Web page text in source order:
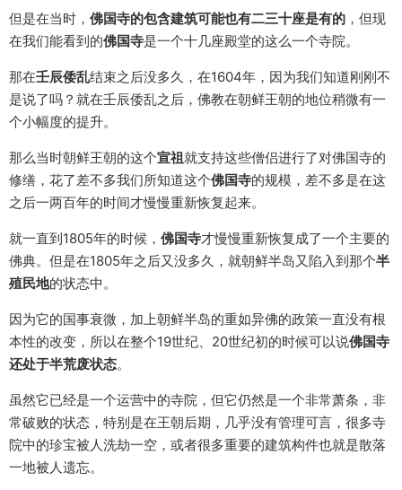
但是在当时， 佛国寺的包含建筑可能也有二三十座是有的 ，但现
在我们能看到的佛国寺是一个十几座殿堂的这么一个寺院。
那在壬辰倭乱结束之后没多久，在1604年，因为我们知道刚刚不
是说了吗？就在壬辰倭乱之后，佛教在朝鲜王朝的地位稍微有一
个小幅度的提升。
那么当时朝鲜王朝的这个宣祖就支持这些僧侣进行了对佛国寺的
修缮，花了差不多我们所知道这个佛国寺的规模，差不多是在这
之后一两百年的时间才慢慢重新恢复起来。
就一直到1805年的时候， 佛国寺才慢慢重新恢复成了一个主要的
佛典。但是在1805年之后又没多久，就朝鲜半岛又陷入到那个半
殖民地的状态中。
因为它的国事衰微，加上朝鲜半岛的重如异佛的政策一直没有根
本性的改变，所以在整个19世纪、20世纪初的时候可以说佛国寺
还处于半荒废状态。
虽然它已经是一个运营中的寺院，但它仍然是一个非常萧条，非
常破败的状态，特别是在王朝后期，几乎没有管理可言，很多寺
院中的珍宝被人洗劫一空，或者很多重要的建筑构件也就是散落
一地被人遗忘。